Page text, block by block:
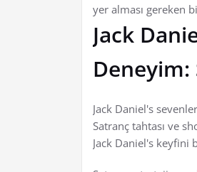
yer alması gereken
Jack
Deneyim:
Jack Daniel's
Satranç tahtası ve
Jack Daniel's keyfini